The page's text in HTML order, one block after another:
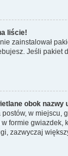
liście!
zainstalował
Jeśli pakiet
obok nazwy
w miejscu,
formie gwiazdek,
zazwyczaj